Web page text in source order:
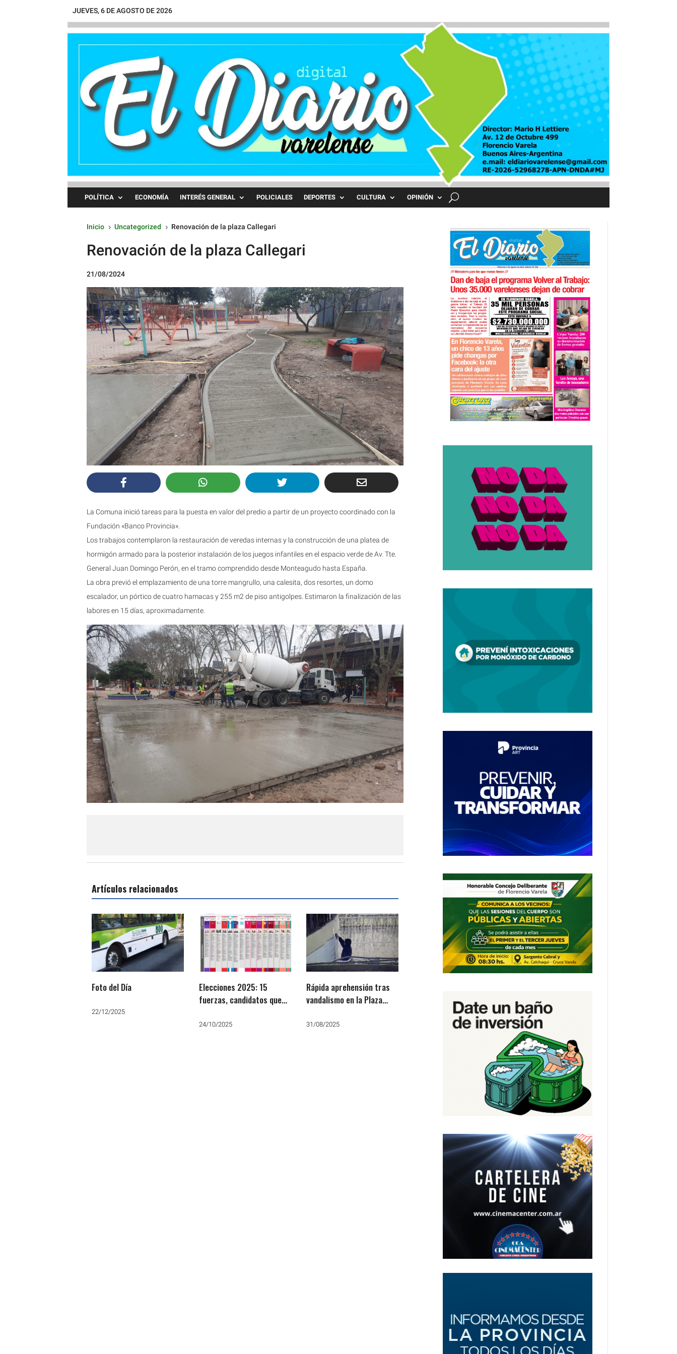
JUEVES, 6 DE AGOSTO DE 2026
POLÍTICA ECONOMÍA INTERÉS GENERAL POLICIALES DEPORTES CULTURA OPINIÓN
Inicio 5 Uncategorized 5 Renovación de la plaza Callegari
Renovación de la plaza Callegari
21/08/2024
La Comuna inició tareas para la puesta en valor del predio a partir de un proyecto coordinado con la
Fundación «Banco Provincia».
Los trabajos contemplaron la restauración de veredas internas y la construcción de una platea de
hormigón armado para la posterior instalación de los juegos infantiles en el espacio verde de Av. Tte.
General Juan Domingo Perón, en el tramo comprendido desde Monteagudo hasta España.
La obra previó el emplazamiento de una torre mangrullo, una calesita, dos resortes, un domo
escalador, un pórtico de cuatro hamacas y 255 m2 de piso antigolpes. Estimaron la finalización de las
labores en 15 días, aproximadamente.
Artículos relacionados
Foto del Día
22/12/2025
Elecciones 2025: 15
fuerzas, candidatos que
que debuta
24/10/2025
Rápida aprehensión tras
vandalismo en la Plaza
daños?
31/08/2025